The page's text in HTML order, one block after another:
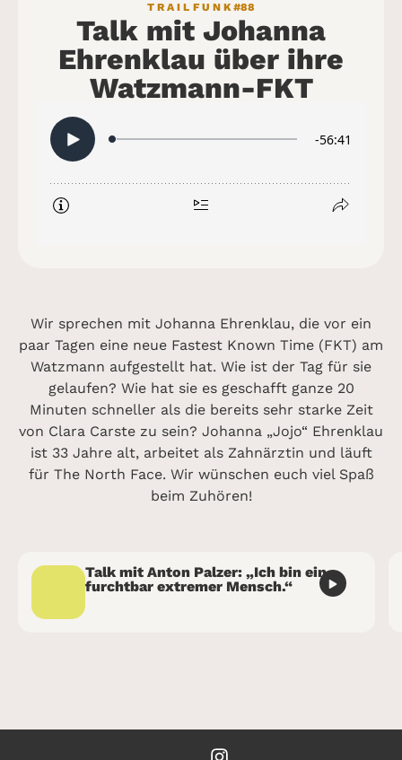
TRAILFUNK#88
Talk mit Johanna
Ehrenklau über ihre
Watzmann-FKT
Wir sprechen mit Johanna Ehrenklau, die vor ein
paar Tagen eine neue Fastest Known Time (FKT) am
Watzmann aufgestellt hat. Wie ist der Tag für sie
gelaufen? Wie hat sie es geschafft ganze 20
Minuten schneller als die bereits sehr starke Zeit
von Clara Carste zu sein? Johanna „Jojo“ Ehrenklau
ist 33 Jahre alt, arbeitet als Zahnärztin und läuft
für The North Face. Wir wünschen euch viel Spaß
beim Zuhören!
Talk mit Anton Palzer: „Ich bin ein
furchtbar extremer Mensch.“